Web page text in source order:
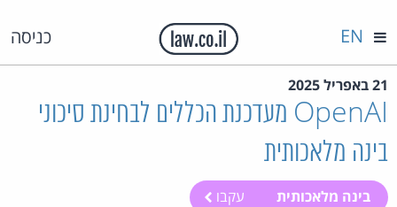
כניסה EN
21 באפריל 2025
OpenAI מעדכנת הכללים לבחינת סיכוני
בינה מלאכותית
בינה מלאכותית עקבו